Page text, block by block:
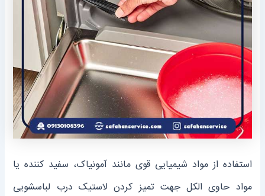
استفاده از مواد شیمیایی قوی مانند آمونیاک، سفید کننده یا
مواد حاوی الکل جهت تمیز کردن لاستیک درب لباسشویی